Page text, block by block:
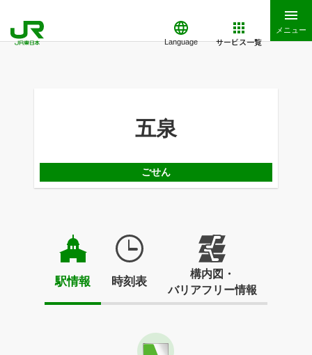
Language サービス一覧
メニュー
五泉
ごせん
駅情報 時刻表
構内図・
バリアフリー情報